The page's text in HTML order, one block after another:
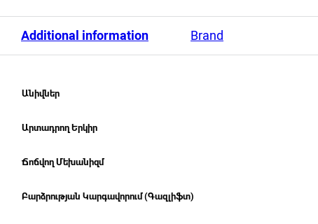
Additional information Brand
Անիվներ
Արտադրող Երկիր
Ճոճվող Մեխանիզմ
Բարձրության Կարգավորում (Գազլիֆտ)